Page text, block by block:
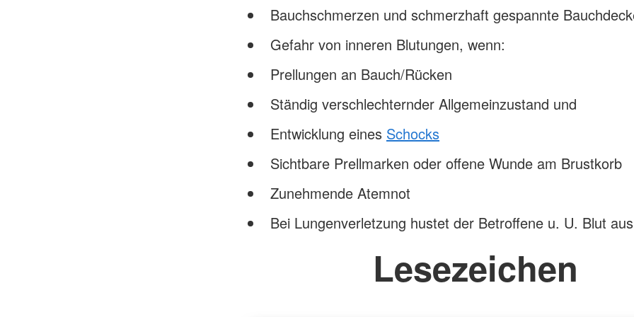
Bauchschmerzen und schmerzhaft gespannte
Gefahr von inneren Blutungen, wenn:
Prellungen an Bauch/Rücken
Ständig verschlechternder Allgemeinzustand und
Entwicklung eines Schocks
Sichtbare Prellmarken oder offene Wunde am Brustkorb
Zunehmende Atemnot
Bei Lungenverletzung hustet der Betroffene u. U. Blut
Lesezeichen